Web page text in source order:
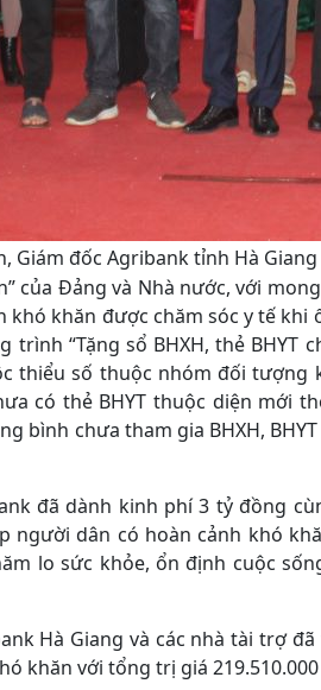
Giám đốc Agribank tỉnh Hà
của Đảng và Nhà nước, với
khăn được chăm sóc y tế khi
“Tặng sổ BHXH, thẻ BHYT
thiểu số thuộc nhóm đối tượng
có thẻ BHYT thuộc diện mới
bình chưa tham gia BHXH,
đã dành kinh phí 3 tỷ đồng
người dân có hoàn cảnh khó
lo sức khỏe, ổn định cuộc
Hà Giang và các nhà tài trợ đã
khăn với tổng trị giá